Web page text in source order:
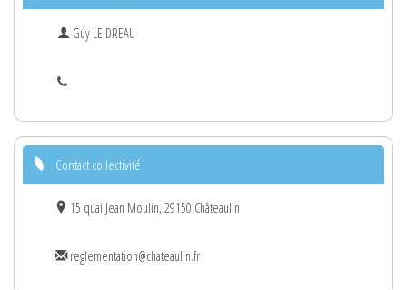
Guy LE DREAU
Contact collectivité
15 quai Jean Moulin, 29150 Châteaulin
reglementation@chateaulin.fr